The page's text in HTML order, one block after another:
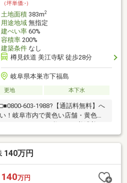
（坪単価:-）
土地面積383m2
用途地域無指定
建ぺい率60%
容積率200%
建築条件なし
樽見鉄道 美江寺駅 徒歩28分
岐阜県本巣市下福島
更地 本下水
603-1988?【通話料無料】へ
！岐阜市内で黄色い店舗・黄色い
阜の不動産エキスパート！土地探
のことならお任せ下さい。■売買
140万円
140万円